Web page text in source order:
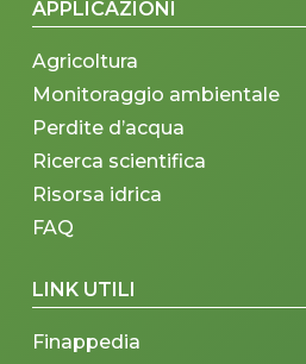
APPLICAZIONI
Agricoltura
Monitoraggio ambientale
Perdite d’acqua
Ricerca scientifica
Risorsa idrica
FAQ
LINK UTILI
Finappedia